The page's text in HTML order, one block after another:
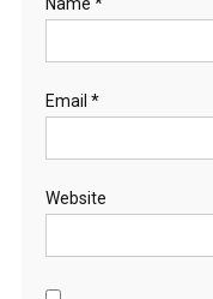
Email *
Website